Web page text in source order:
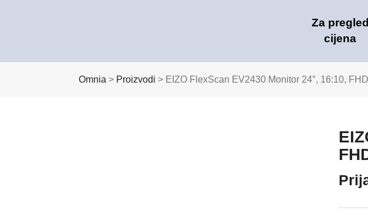
Za pregled
cijena
Omnia > Proizvodi > EIZO FlexScan EV2430 Monitor 24″, 16:10,